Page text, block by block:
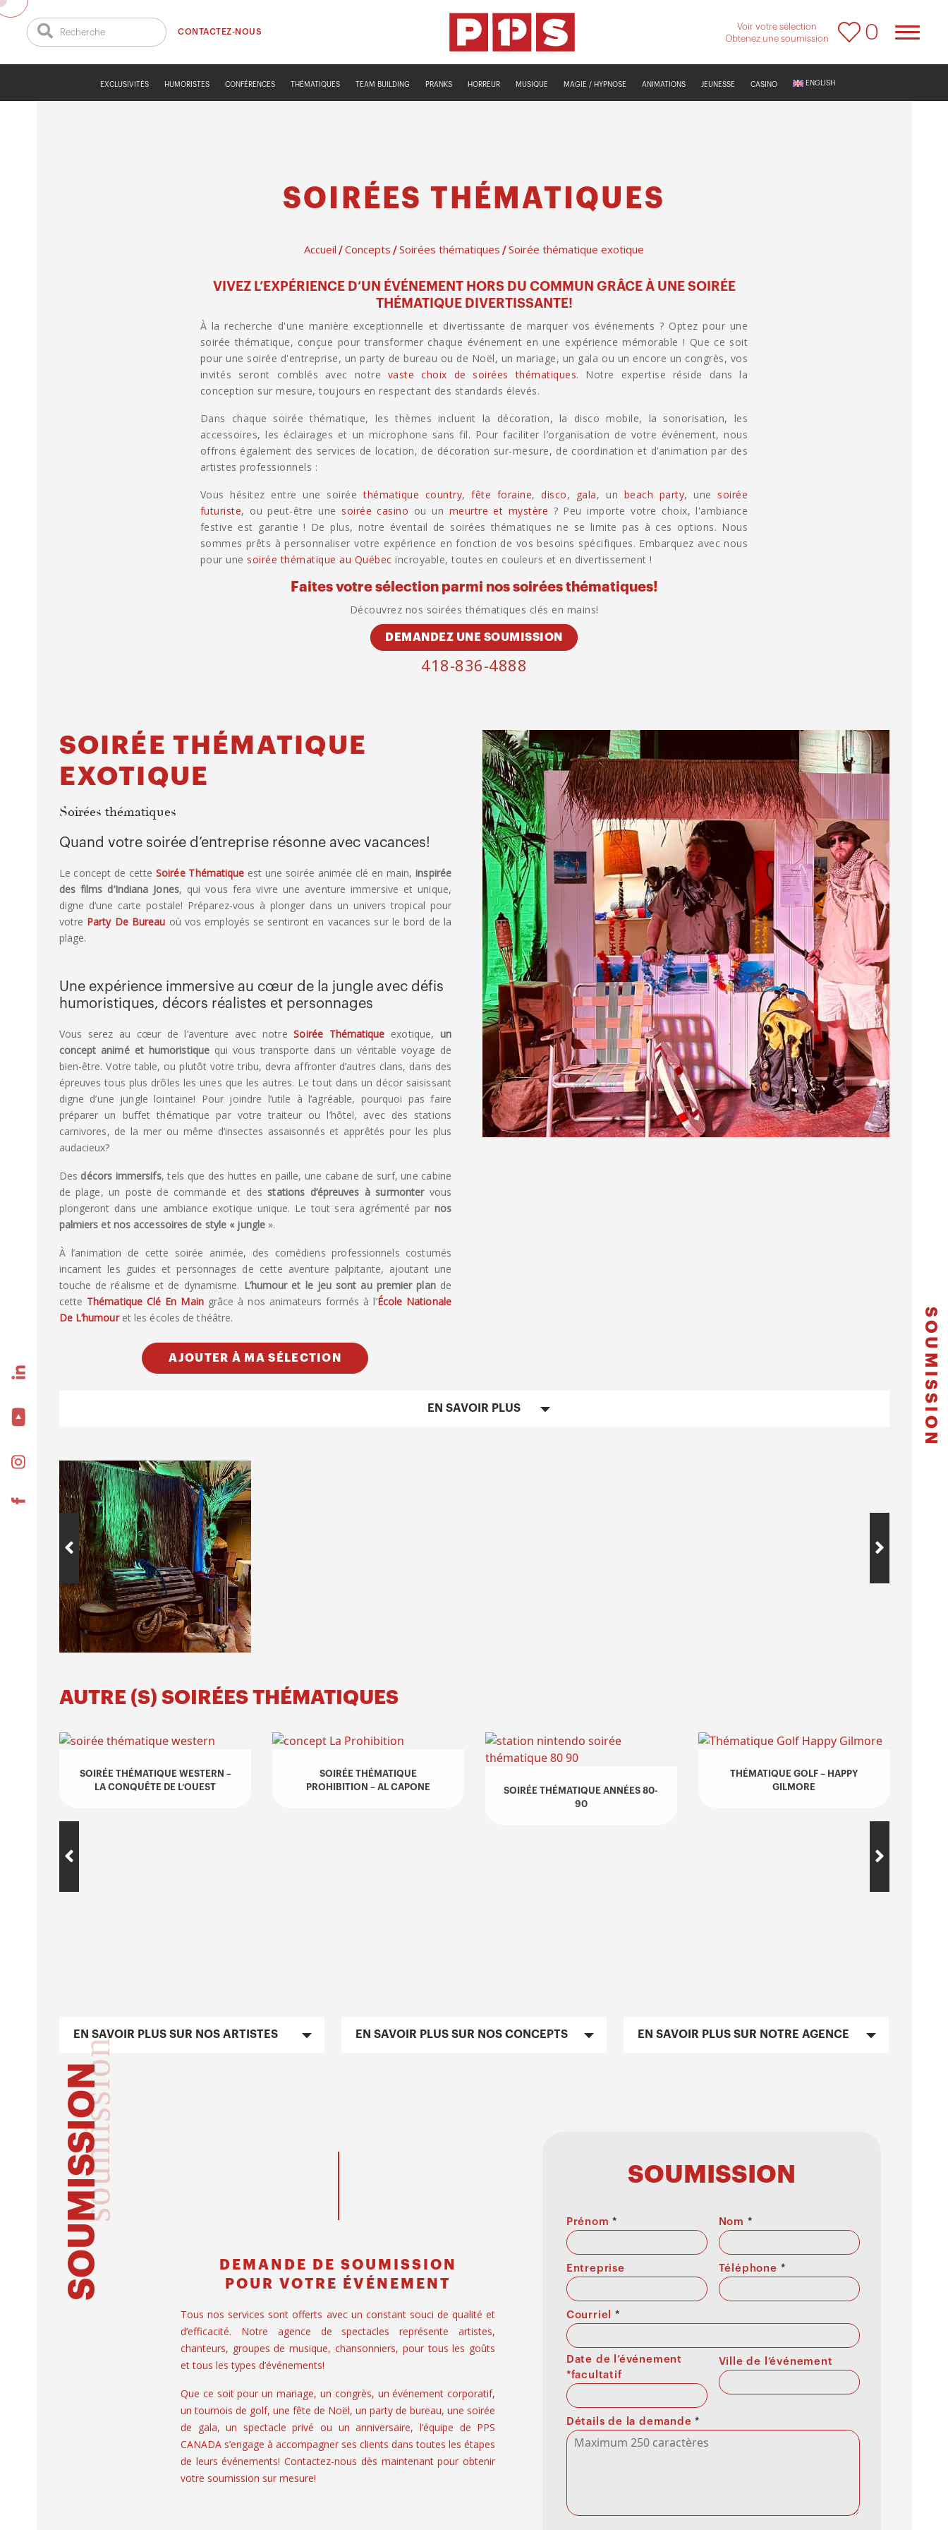
CONTACTEZ-NOUS
Voir votre sélection
Obtenez une soumission
0
EXCLUSIVITÉS HUMORISTES CONFÉRENCES THÉMATIQUES TEAM BUILDING PRANKS HORREUR MUSIQUE MAGIE / HYPNOSE ANIMATIONS JEUNESSE CASINO ENGLISH
SOUMISSION
SOIRÉES THÉMATIQUES
Accueil / Concepts / Soirées thématiques / Soirée thématique exotique
VIVEZ L’EXPÉRIENCE D’UN ÉVÉNEMENT HORS DU COMMUN GRÂCE À UNE SOIRÉE
THÉMATIQUE DIVERTISSANTE!
À la recherche d'une manière exceptionnelle et divertissante de marquer vos événements ? Optez pour une
soirée thématique, conçue pour transformer chaque événement en une expérience mémorable ! Que ce soit
pour une soirée d'entreprise, un party de bureau ou de Noël, un mariage, un gala ou un encore un congrès, vos
invités seront comblés avec notre vaste choix de soirées thématiques. Notre expertise réside dans la
conception sur mesure, toujours en respectant des standards élevés.
Dans chaque soirée thématique, les thèmes incluent la décoration, la disco mobile, la sonorisation, les
accessoires, les éclairages et un microphone sans fil. Pour faciliter l’organisation de votre événement, nous
offrons également des services de location, de décoration sur-mesure, de coordination et d’animation par des
artistes professionnels :
Vous hésitez entre une soiréethématique country,fête foraine,disco, gala, un beach party, une soirée
futuriste, ou peut-être une soirée casino ou un meurtre et mystère ? Peu importe votre choix, l'ambiance
festive est garantie ! De plus, notre éventail de soirées thématiques ne se limite pas à ces options. Nous
sommes prêts à personnaliser votre expérience en fonction de vos besoins spécifiques. Embarquez avec nous
pour une soirée thématique au Québec incroyable, toutes en couleurs et en divertissement !
Faites votre sélection parmi nos soirées thématiques!
Découvrez nos soirées thématiques clés en mains!
DEMANDEZ UNE SOUMISSION
418-836-4888
SOIRÉE THÉMATIQUE
EXOTIQUE
Soirées thématiques
Quand votre soirée d’entreprise résonne avec vacances!
Le concept de cetteSoirée Thématique est une soirée animée clé en main,inspirée
des films d’Indiana Jones, qui vous fera vivre une aventure immersive et unique,
digne d’une carte postale! Préparez-vous à plonger dans un univers tropical pour
votre Party De Bureau où vos employés se sentiront en vacances sur le bord de la
plage.
Une expérience immersive au cœur de la jungle avec défis
humoristiques, décors réalistes et personnages
Vous serez au cœur de l’aventure avec notreSoirée Thématique exotique, un
concept animé et humoristique qui vous transporte dans un véritable voyage de
bien-être. Votre table, ou plutôt votre tribu, devra affronter d’autres clans, dans des
épreuves tous plus drôles les unes que les autres. Le tout dans un décor saisissant
digne d’une jungle lointaine! Pour joindre l’utile à l’agréable, pourquoi pas faire
préparer un buffet thématique par votre traiteur ou l’hôtel, avec des stations
carnivores, de la mer ou même d’insectes assaisonnés et apprêtés pour les plus
audacieux?
Des décors immersifs, tels que des huttes en paille, une cabane de surf, une cabine
de plage, un poste de commande et desstations d’épreuves à surmonter vous
plongeront dans une ambiance exotique unique. Le tout sera agrémenté par nos
palmiers et nos accessoires de style « jungle ».
À l’animation de cette soirée animée, des comédiens professionnels costumés
incarnent les guides et personnages de cette aventure palpitante, ajoutant une
touche de réalisme et de dynamisme. L’humour et le jeu sont au premier plande
cette Thématique Clé En Maingrâce à nos animateurs formés à l’École Nationale
De L’humouret les écoles de théâtre.
AJOUTER À MA SÉLECTION
EN SAVOIR PLUS
AUTRE (S) SOIRÉES THÉMATIQUES
SOIRÉE THÉMATIQUE WESTERN –
LA CONQUÊTE DE L’OUEST
SOIRÉE THÉMATIQUE
PROHIBITION – AL CAPONE
SOIRÉE THÉMATIQUE ANNÉES 80-
90
THÉMATIQUE GOLF – HAPPY
GILMORE
EN SAVOIR PLUS SUR NOS ARTISTES EN SAVOIR PLUS SUR NOS CONCEPTS EN SAVOIR PLUS SUR NOTRE AGENCE
SOUMISSION
soumission
DEMANDE DE SOUMISSION
POUR VOTRE ÉVÉNEMENT
Tous nos services sont offerts avec un constant souci de qualité et
d’efficacité. Notre agence de spectacles représente artistes,
chanteurs, groupes de musique, chansonniers, pour tous les goûts
et tous les types d’événements!
Que ce soit pour un mariage, un congrès, un événement corporatif,
un tournois de golf, une fête de Noël, un party de bureau, une soirée
de gala, un spectacle privé ou un anniversaire, l’équipe de PPS
CANADA s’engage à accompagner ses clients dans toutes les étapes
de leurs événements! Contactez-nous dès maintenant pour obtenir
votre soumission sur mesure!
SOUMISSION
Prénom* Nom *
Entreprise Téléphone *
Courriel *
Date de l’événement
*facultatif
Ville de l’événement
Détails de la demande*